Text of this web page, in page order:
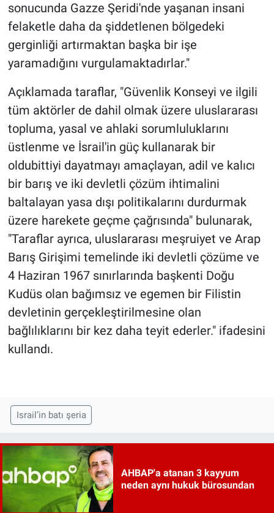
sonucunda Gazze Şeridi'nde yaşanan insani
felaketle daha da şiddetlenen bölgedeki
gerginliği artırmaktan başka bir işe
yaramadığını vurgulamaktadırlar."
Açıklamada taraflar, "Güvenlik Konseyi ve ilgili
tüm aktörler de dahil olmak üzere uluslararası
topluma, yasal ve ahlaki sorumluluklarını
üstlenme ve İsrail'in güç kullanarak bir
oldubittiyi dayatmayı amaçlayan, adil ve kalıcı
bir barış ve iki devletli çözüm ihtimalini
baltalayan yasa dışı politikalarını durdurmak
üzere harekete geçme çağrısında" bulunarak,
"Taraflar ayrıca, uluslararası meşruiyet ve Arap
Barış Girişimi temelinde iki devletli çözüme ve
4 Haziran 1967 sınırlarında başkenti Doğu
Kudüs olan bağımsız ve egemen bir Filistin
devletinin gerçekleştirilmesine olan
bağlılıklarını bir kez daha teyit ederler." ifadesini
kullandı.
Israil’in batı şeria
AHBAP'a atanan 3 kayyum
neden aynı hukuk bürosundan